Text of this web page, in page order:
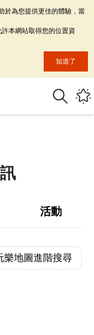
活動
樂地圖進階搜尋
於為您提供更佳的體驗，當
本網站取得您的位置資
知道了